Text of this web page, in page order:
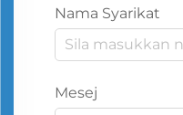
Nama Syarikat
Mesej